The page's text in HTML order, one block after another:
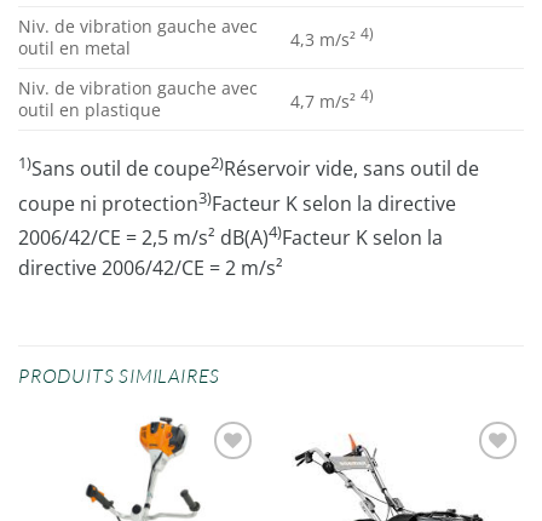
Niv. de vibration gauche avec
outil en metal
4,3 m/s²4)
Niv. de vibration gauche avec
outil en plastique
4,7 m/s²4)
1)Sans outil de coupe2)Réservoir vide, sans outil de
coupe ni protection3)Facteur K selon la directive
2006/42/CE = 2,5 m/s² dB(A)4)Facteur K selon la
directive 2006/42/CE = 2 m/s²
PRODUITS SIMILAIRES
wishlist
wishlist